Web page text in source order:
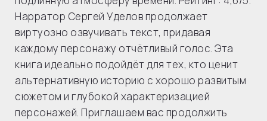
Нарратор Сергей Уделов продолжает
виртуозно озвучивать текст, придавая
каждому персонажу отчётливый голос. Эта
книга идеально подойдёт для тех, кто ценит
альтернативную историю с хорошо развитым
сюжетом и глубокой характеризацией
персонажей. Приглашаем вас продолжить